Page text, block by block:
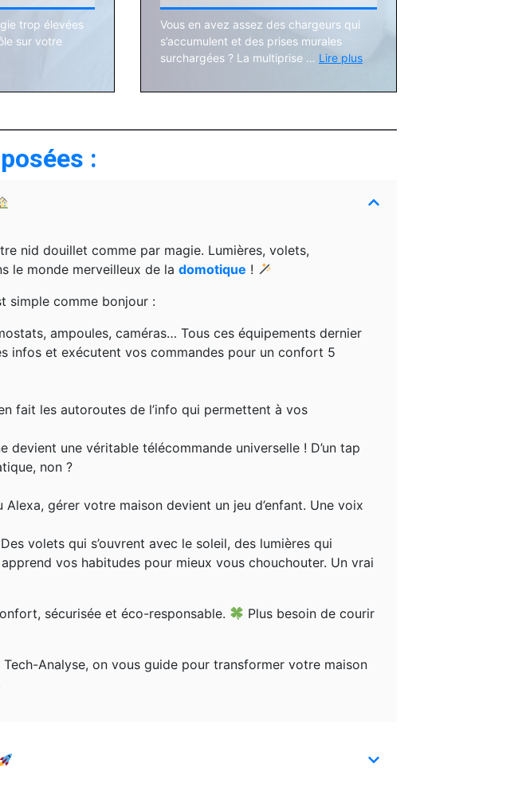
trop élevées
sur votre
Vous en avez assez des chargeurs qui
s’accumulent et des prises murales
surchargées ? La multiprise … Lire plus
:
nid douillet comme par magie. Lumières, volets,
le monde merveilleux de la domotique !
simple comme bonjour :
ampoules, caméras… Tous ces équipements dernier
infos et exécutent vos commandes pour un confort 5
fait les autoroutes de l’info qui permettent à vos
une véritable télécommande universelle ! D’un tap
non ?
gérer votre maison devient un jeu d’enfant. Une voix
volets qui s’ouvrent avec le soleil, des lumières qui
vos habitudes pour mieux vous chouchouter. Un vrai
sécurisée et éco-responsable.
Plus besoin de courir
Analyse, on vous guide pour transformer votre maison